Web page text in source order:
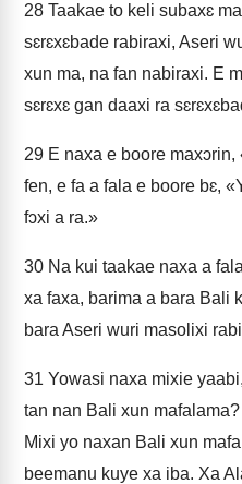
28 Taakae to keli subaxɛ
sɛrɛxɛbade rabiraxi, Aseri
xun ma, na fan nabiraxi. E
sɛrɛxɛ gan daaxi ra
29 E naxa e boore
fen, e fa a fala e boore bɛ,
fɔxi a ra.»
30 Na kui taakae naxa a
xa faxa, barima a bara Bali
bara Aseri wuri masolixi
31 Yowasi naxa mixie
tan nan Bali xun
Mixi yo naxan Bali xun
beemanu kuye xa iba. Xa